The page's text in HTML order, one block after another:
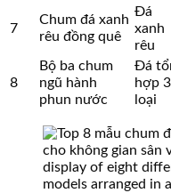
7
Chum đá xanh
rêu đồng quê
Đá
xanh
rêu
8
Bộ ba chum
ngũ hành
phun nước
Đá
hợp 3
loại